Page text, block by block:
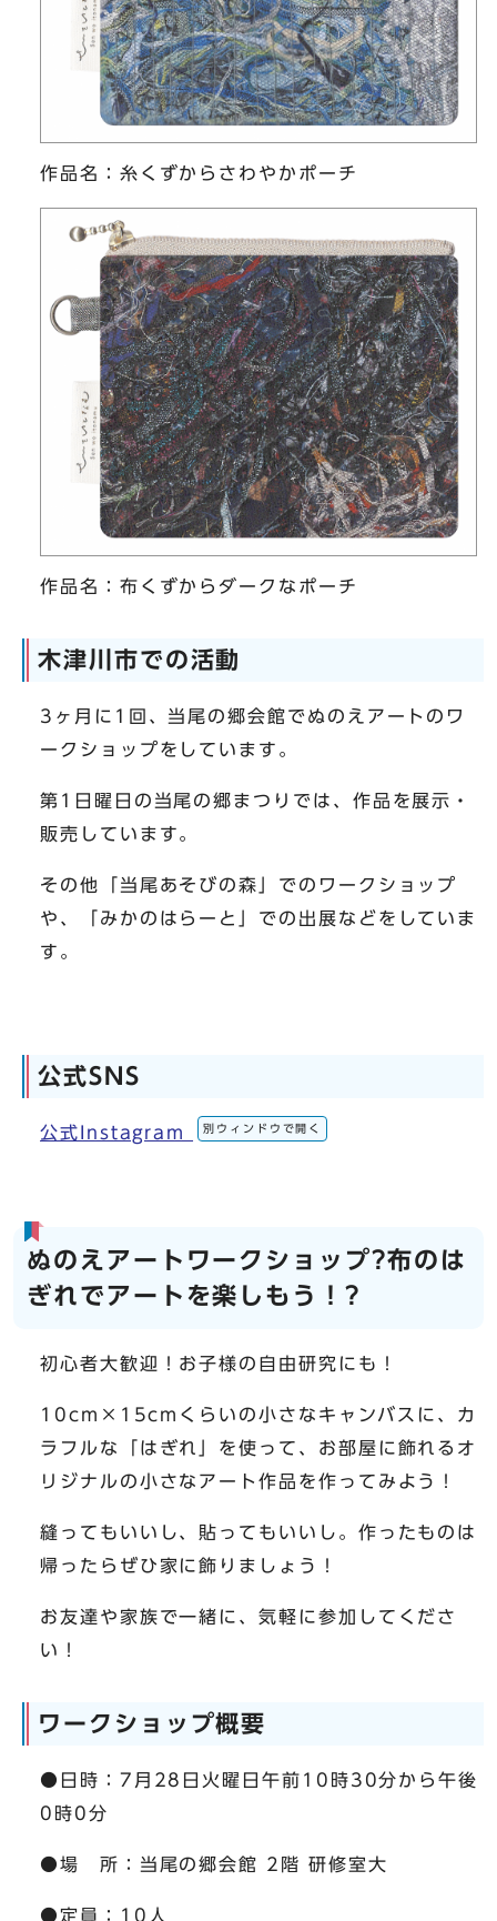
作品名：糸くずからさわやかポーチ
作品名：布くずからダークなポーチ
木津川市での活動
3ヶ月に1回、当尾の郷会館でぬのえアートのワ
ークショップをしています。
第1日曜日の当尾の郷まつりでは、作品を展示・
販売しています。
その他「当尾あそびの森」でのワークショップ
や、「みかのはらーと」での出展などをしていま
す。
公式SNS
公式Instagram 別ウィンドウで開く
ぬのえアートワークショップ?布のは
ぎれでアートを楽しもう！?
初心者大歓迎！お子様の自由研究にも！
10cm×15cmくらいの小さなキャンバスに、カ
ラフルな「はぎれ」を使って、お部屋に飾れるオ
リジナルの小さなアート作品を作ってみよう！
縫ってもいいし、貼ってもいいし。作ったものは
帰ったらぜひ家に飾りましょう！
お友達や家族で一緒に、気軽に参加してくださ
い！
ワークショップ概要
●日時：7月28日火曜日午前10時30分から午後
0時0分
●場 所：当尾の郷会館 2階 研修室大
●定員：10人